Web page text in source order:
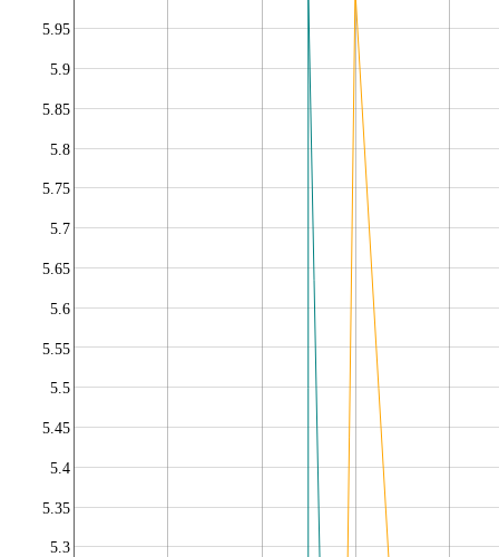
5.3
5.35
5.4
5.45
5.5
5.55
5.6
5.65
5.7
5.75
5.8
5.85
5.9
5.95